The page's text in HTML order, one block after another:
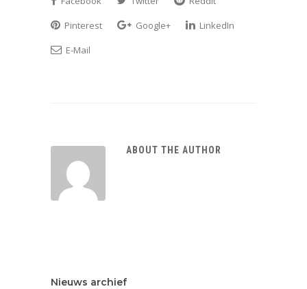
Pinterest
Google+
LinkedIn
E-Mail
ABOUT THE AUTHOR
Nieuws archief